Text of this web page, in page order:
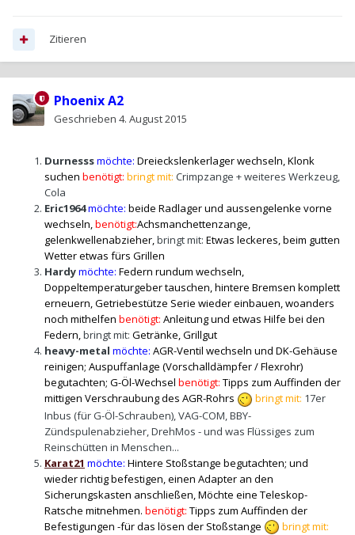
Zitieren
Phoenix A2
Geschrieben 4. August 2015
Durnesssmöchte: Dreieckslenkerlager wechseln, Klonk
suchen benötigt: bringt mit: Crimpzange + weiteres Werkzeug,
Cola
Eric1964möchte: beide Radlager und aussengelenke vorne
wechseln,benötigt:Achsmanchettenzange,
gelenkwellenabzieher,bringt mit: Etwas leckeres, beim gutten
Wetter etwas fürs Grillen
Hardymöchte: Federn rundum wechseln,
Doppeltemperaturgeber tauschen, hintere Bremsen komplett
erneuern, Getriebestütze Serie wieder einbauen, woanders
noch mithelfen benötigt: Anleitung und etwas Hilfe bei den
Federn,bringt mit: Getränke, Grillgut
heavy-metal möchte: AGR-Ventil wechseln und DK-Gehäuse
reinigen; Auspuffanlage (Vorschalldämpfer / Flexrohr)
begutachten; G-Öl-Wechsel benötigt: Tipps zum Auffinden der
mittigen Verschraubung des AGR-Rohrs
bringt mit: 17er
Inbus (für G-Öl-Schrauben), VAG-COM, BBY-
Zündspulenabzieher, DrehMos - und was Flüssiges zum
Reinschütten in Menschen...
Karat21 möchte: Hintere Stoßstange begutachten; und
wieder richtig befestigen, einen Adapter an den
Sicherungskasten anschließen, Möchte eine Teleskop-
Ratsche mitnehmen. benötigt: Tipps zum Auffinden der
Befestigungen -für das lösen der Stoßstange
bringt mit: